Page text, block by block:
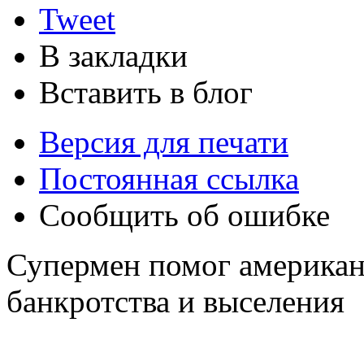
Tweet
В закладки
Вставить в блог
Версия для печати
Постоянная ссылка
Сообщить об ошибке
Супермен помог
банкротства и выселения